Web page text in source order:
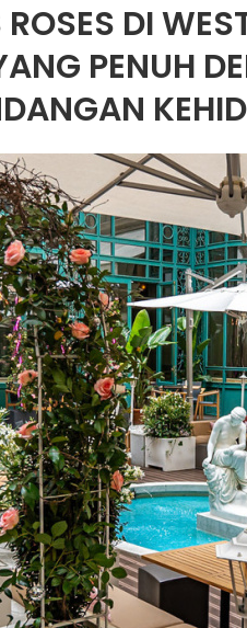
ROSES DI
PENUH